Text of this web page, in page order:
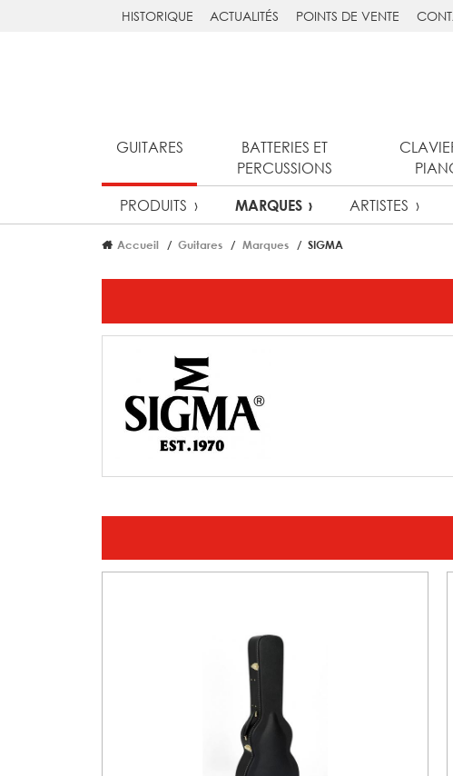
HISTORIQUE ACTUALITÉS POINTS DE VENTE
GUITARES
BATTERIES ET
PERCUSSIONS
PRODUITS MARQUES ARTISTES
Accueil Guitares Marques SIGMA